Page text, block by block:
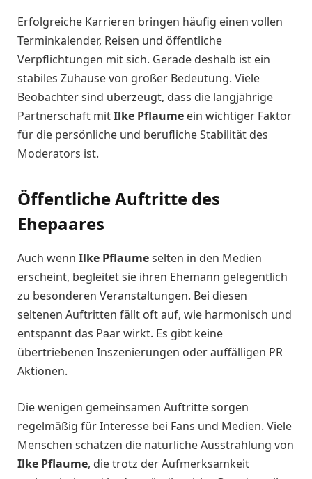
Erfolgreiche Karrieren bringen häufig einen vollen
Terminkalender, Reisen und öffentliche
Verpflichtungen mit sich. Gerade deshalb ist ein
stabiles Zuhause von großer Bedeutung. Viele
Beobachter sind überzeugt, dass die langjährige
Partnerschaft mitIlke Pflaume ein wichtiger Faktor
für die persönliche und berufliche Stabilität des
Moderators ist.
Öffentliche Auftritte des
Ehepaares
Auch wenn Ilke Pflaumeselten in den Medien
erscheint, begleitet sie ihren Ehemann gelegentlich
zu besonderen Veranstaltungen. Bei diesen
seltenen Auftritten fällt oft auf, wie harmonisch und
entspannt das Paar wirkt. Es gibt keine
übertriebenen Inszenierungen oder auffälligen PR
Aktionen.
Die wenigen gemeinsamen Auftritte sorgen
regelmäßig für Interesse bei Fans und Medien. Viele
Menschen schätzen die natürliche Ausstrahlung von
Ilke Pflaume, die trotz der Aufmerksamkeit